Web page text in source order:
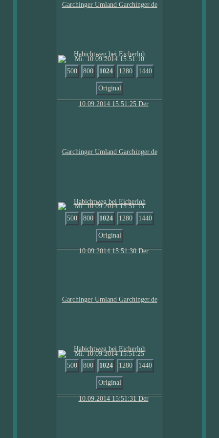
Mi. 10.09.2014 15:51:10
500
800 1024 1280 1440
Original
Mi. 10.09.2014 15:51:13
500
800 1024 1280 1440
Original
Mi. 10.09.2014 15:51:25
500
800 1024 1280 1440
Original